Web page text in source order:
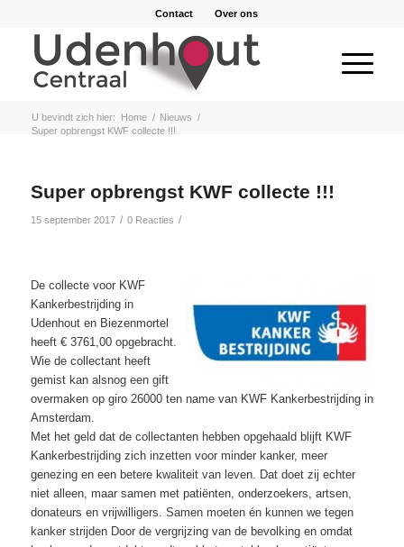
Contact Over ons
U bevindt zich hier: Home / Nieuws /
Super opbrengst KWF collecte !!!
Super opbrengst KWF collecte !!!
15 september 2017 / 0 Reacties /
De collecte voor KWF
Kankerbestrijding in
Udenhout en Biezenmortel
heeft € 3761,00 opgebracht.
Wie de collectant heeft
gemist kan alsnog een gift
overmaken op giro 26000 ten name van KWF Kankerbestrijding in
Amsterdam.
Met het geld dat de collectanten hebben opgehaald blijft KWF
Kankerbestrijding zich inzetten voor minder kanker, meer
genezing en een betere kwaliteit van leven. Dat doet zij echter
niet alleen, maar samen met patiënten, onderzoekers, artsen,
donateurs en vrijwilligers. Samen moeten én kunnen we tegen
kanker strijden Door de vergrijzing van de bevolking en omdat